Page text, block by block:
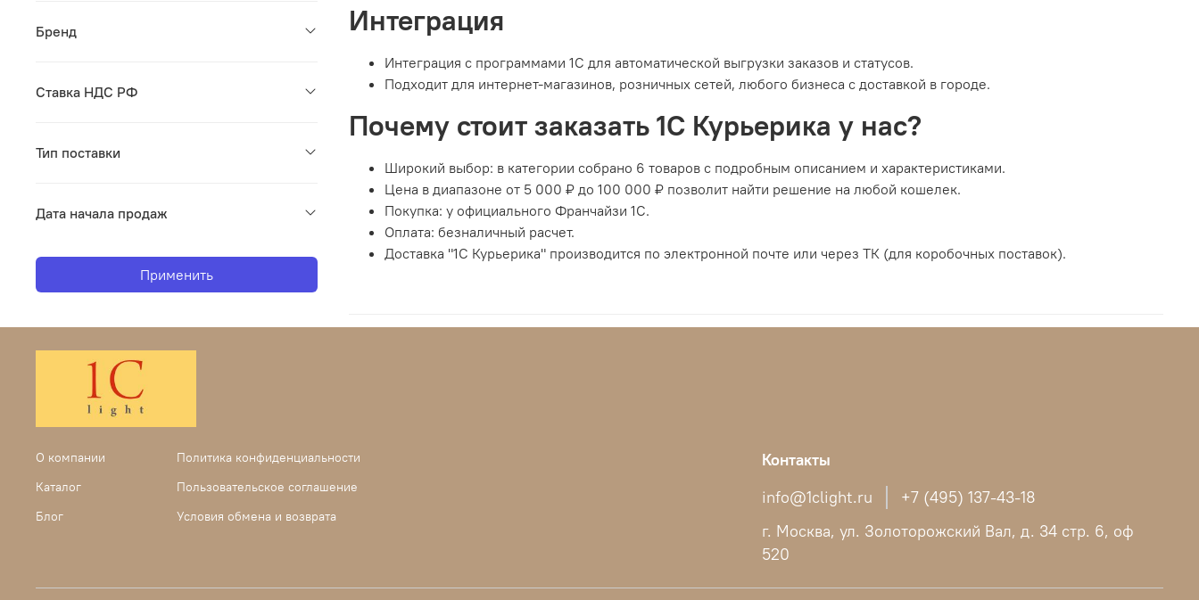
Интеграция
Интеграция с программами 1С для автоматической выгрузки заказов и статусов.
Подходит для интернет-магазинов, розничных сетей, любого бизнеса с доставкой в городе.​
Почему стоит заказать 1С Курьерика у нас?
Широкий выбор: в категории собрано 6 товаров с подробным описанием и характеристиками.
Цена в диапазоне от 5 000 ₽ до 100 000 ₽ позволит найти решение на любой кошелек.
Покупка: у официального Франчайзи 1С.
Оплата: безналичный расчет.
Доставка "1С Курьерика" производится по электронной почте или через ТК (для коробочных поставок).
Бренд
Ставка НДС РФ
Тип поставки
Дата начала продаж
Применить
О компании
Каталог
Блог
Политика конфиденциальности
Пользовательское соглашение
Условия обмена и возврата
Контакты
info@1clight.ru
+7 (495) 137-43-18
г. Москва, ул. Золоторожский Вал, д. 34 стр. 6, оф
520